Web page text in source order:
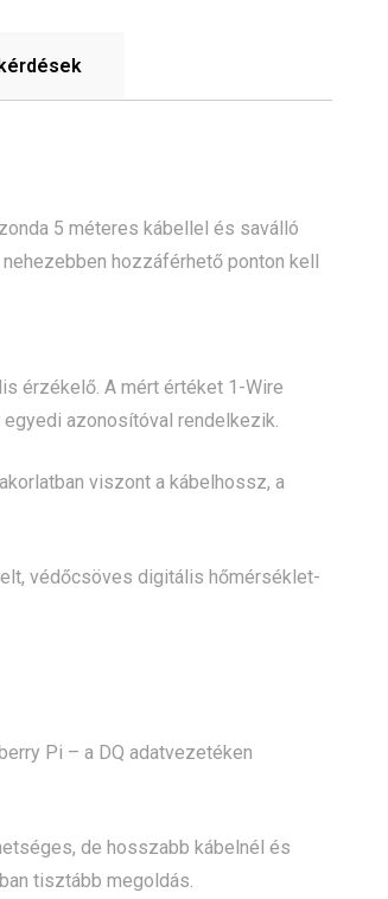
5 méteres kábellel és saválló
hozzáférhető ponton kell
érzékelő. A mért értéket 1-Wire
azonosítóval rendelkezik.
viszont a kábelhossz, a
védőcsöves digitális hőmérséklet-
Pi – a DQ adatvezetéken
de hosszabb kábelnél és
tisztább megoldás.